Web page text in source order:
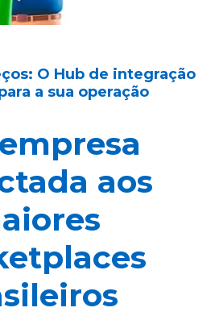
O Hub de integração
a sua operação
aos